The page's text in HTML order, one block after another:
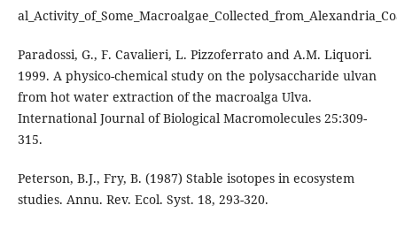
Paradossi, G., F. Cavalieri, L. Pizzoferrato and A.M. Liquori.
1999. A physico-chemical study on the polysaccharide ulvan
from hot water extraction of the macroalga Ulva.
International Journal of Biological Macromolecules 25:309-
315.
Peterson, B.J., Fry, B. (1987) Stable isotopes in ecosystem
studies. Annu. Rev. Ecol. Syst. 18, 293-320.